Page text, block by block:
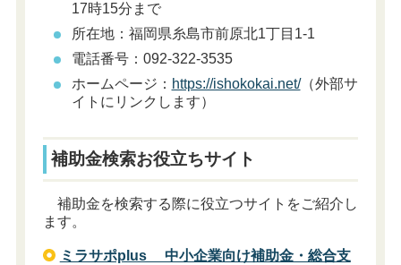
17時15分まで
所在地：福岡県糸島市前原北1丁目1-1
電話番号：092-322-3535
ホームページ： https://ishokokai.net/（外部サ
イトにリンクします）
補助金検索お役立ちサイト
補助金を検索する際に役立つサイトをご紹介し
ます。
ミラサポplus 中小企業向け補助金・総合支